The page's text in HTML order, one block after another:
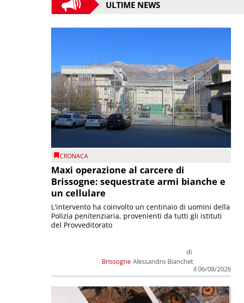
ULTIME NEWS
CRONACA
Maxi operazione al carcere di
Brissogne: sequestrate armi bianche e
un cellulare
Brissogne
di
Alessandro Bianchet
il 06/08/2026
L'intervento ha coinvolto un centinaio di uomini della
Polizia penitenziaria, provenienti da tutti gli istituti
del Provveditorato